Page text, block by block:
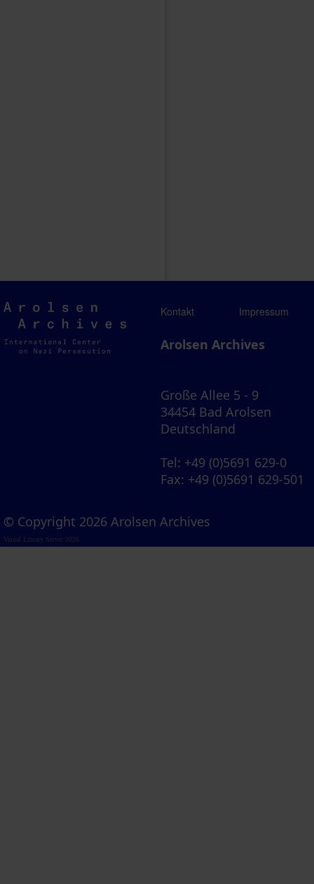
Arolsen
Archives
Kontakt Impressum
Arolsen Archives
Große Allee 5 - 9
34454 Bad Arolsen
Deutschland
Tel: +49 (0)5691 629-0
Fax: +49 (0)5691 629-501
© Copyright 2026 Arolsen Archives
Visual Library Server 2026